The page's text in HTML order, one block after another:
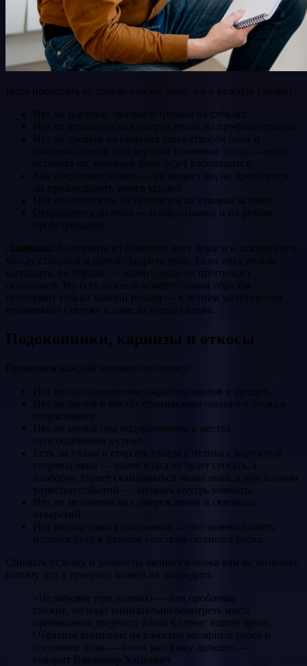
Надо проверять не только каждое окно, но и каждую створку:
Нет ли царапин, окалин и трещин на стёклах.
Нет ли механических повреждений на профиле створок.
Нет ли трещин на сварных швах створок окон и
оконных блоков (это верхние и нижние углы) — если
оставить их, оконный блок будет расползаться.
Как открывается окно — не заедает ли, не приходится
ли прикладывать много усилий.
Нет ли перекосов, не цепляется ли створка за раму.
Открывается ли окно — и нараспашку, и на режим
проветривания.
Лайфхак: Выдерните из блокнота лист бумаги и зажмите его
между створкой и рамой. Заприте окно. Если лист нельзя
вытащить, не порвав, — значит, окно не пропускает
сквозняков. Но есть важный момент: таким образом
проверяют только зимний режим — в летнем уплотнители
прижимают створку к раме не очень сильно.
Подоконники, карнизы и откосы
Проверяем каждый элемент по списку:
Нет ли на подоконнике царапин, сколов и трещин.
Нет ли щелей в местах примыкания оконного блока к
подоконнику.
Нет ли щелей под подоконником в местах
присоединения к стене.
Есть ли уклон в сторону улицы у отлива с наружной
стороны окна — иначе влага не будет стекать, а
наоборот, станет скапливаться около окна, а при плохом
развитии событий — затекать внутрь комнаты.
Нет ли механических повреждений и сквозных
отверстий.
Нет ли ощутимых сквозняков — это можно понять,
поднеся руку к разным участкам оконного блока.
Снимать отделку и элементы оконного блока вам не позволят,
потому что в процессе можно их повредить.
«Не забудьте про лоджию — там проблемы
схожие, но надо внимательно осмотреть места
примыкания дверного блока к стене: ищите щели.
Обратите внимание на качество малярных работ и
состояние пола — о них расскажу дальше», —
говорит Владимир Хацкевич.